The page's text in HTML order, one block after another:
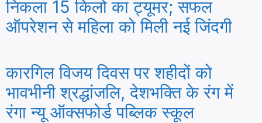
निकला 15 किलो का ट्यूमर; सफल
ऑपरेशन से महिला को मिली नई जिंदगी
कारगिल विजय दिवस पर शहीदों को
भावभीनी श्रद्धांजलि, देशभक्ति के रंग में
रंगा न्यू ऑक्सफोर्ड पब्लिक स्कूल